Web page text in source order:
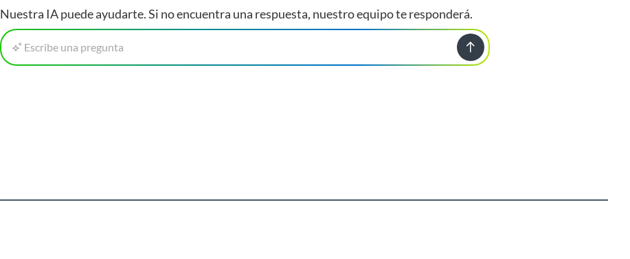
Nuestra IA puede ayudarte. Si no encuentra una respuesta, nuestro equipo te responderá.
Escribe una pregunta